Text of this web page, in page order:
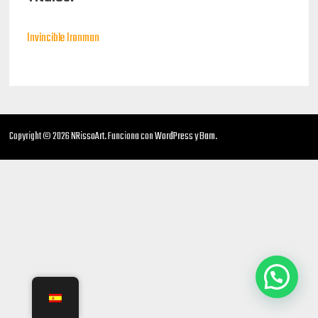
Invincible Ironman
Copyright © 2026NRissoArt. Funciona conWordPressyBam.